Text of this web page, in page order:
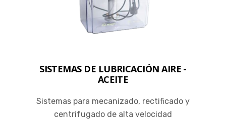
SISTEMAS DE LUBRICACIÓN AIRE -
ACEITE
Sistemas para mecanizado, rectificado y
centrifugado de alta velocidad